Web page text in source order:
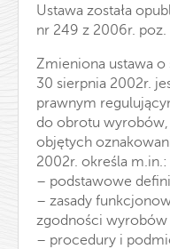
Ustawa została
nr 249 z 2006r. poz.
Zmieniona ustawa
30 sierpnia 2002r.
prawnym
do obrotu
objętych
2002r. określa m.in.:
– podstawowe
– zasady
zgodności wyrobów
– procedury i